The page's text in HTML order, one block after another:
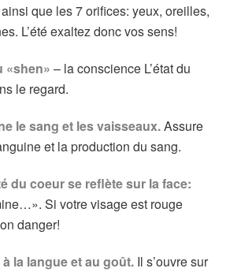
que les 7 orifices: yeux, oreilles,
L’été exaltez donc vos sens!
«shen» – la conscience L’état du
le regard.
le sang et les vaisseaux.Assure
et la production du sang.
du coeur se reflète sur la face:
Si votre visage est rouge
danger!
à la langue et au goût. Il s’ouvre sur